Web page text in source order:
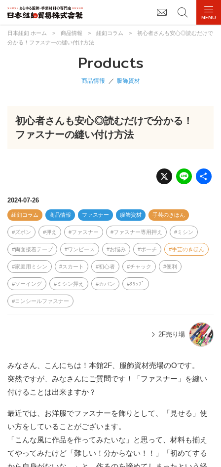
日本紐釦 ホーム > 商品情報 > 紐釦コラム >
初心者さんも安心◎読むだけで
分かる！ファスナーの縫い付け方法
Products
商品情報 服飾資材
初心者さんも安心◎読むだけで分かる！
ファスナーの縫い付け方法
X Li
n
2024-07-26
紐釦コラム 商品情報 ファスナー 服飾資材 手芸のきほん
ズボン 押え ファスナー ファスナー専用押え ミシン
両面接着テープ ワンピース お悩み ポーチ 手芸のきほん
家庭用ミシン スカート 初心者 チャック 便利
ソーイング ミシン押え カバン ｸﾘｯﾌﾟ
コンシールファスナー
2F売り場
みなさん、こんにちは！本館2F、服飾資材売場のOです。
突然ですが、みなさんにご質問です！「ファスナー」を縫い
付けることは出来ますか？
最近では、お洋服でファスナーを飾りとして、「見せる」使
い方をしていることがございます。
「こんな風に作品を作ってみたいな」と思って、材料も揃え
てやってみたけど「難しい！分からない！！」「初めてする